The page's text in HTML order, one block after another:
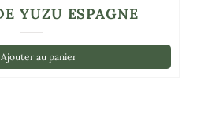
au panier
YUZU ESPAGNE